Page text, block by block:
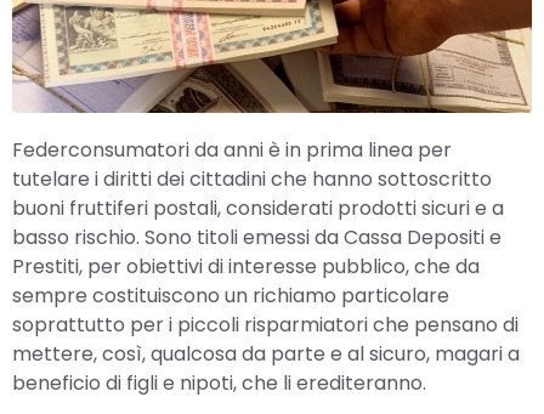
Federconsumatori da anni è in prima linea per
tutelare i diritti dei cittadini che hanno sottoscritto
buoni fruttiferi postali, considerati prodotti sicuri e a
basso rischio. Sono titoli emessi da Cassa Depositi e
Prestiti, per obiettivi di interesse pubblico, che da
sempre costituiscono un richiamo particolare
soprattutto per i piccoli risparmiatori che pensano di
mettere, così, qualcosa da parte e al sicuro, magari a
beneficio di figli e nipoti, che li erediteranno.